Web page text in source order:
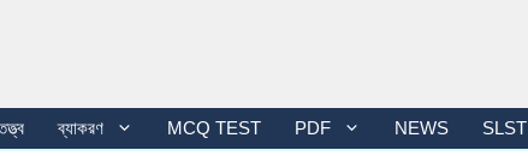
ব্যাকরণ MCQ TEST PDF NEWS SLST